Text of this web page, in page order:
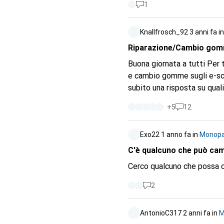
motivazione. Quindi, cara
il Da noi in negozio
1
Knallfrosch_92 3 anni fa in
Riparazione/Cambio
Buona giornata a tutti Per tutti coloro che cercano qualcuno nella zona di Lucerna che si occupi di riparazioni
e cambio gomme sugli e-scooter Xiaomi: Ho bucato la ruota
subito una risposta su
saranno 60,- compreso il tubo
lasciato lo scooter e sono
60.- e me ne sono andato soddisfatto e contento =)
veloce e soprattutto
perché ho avuto
+5 12
Exo22 1 anno fa in
C'è qualcuno che può
Cerco qualcuno che
2
AntonioC317 2 anni fa in